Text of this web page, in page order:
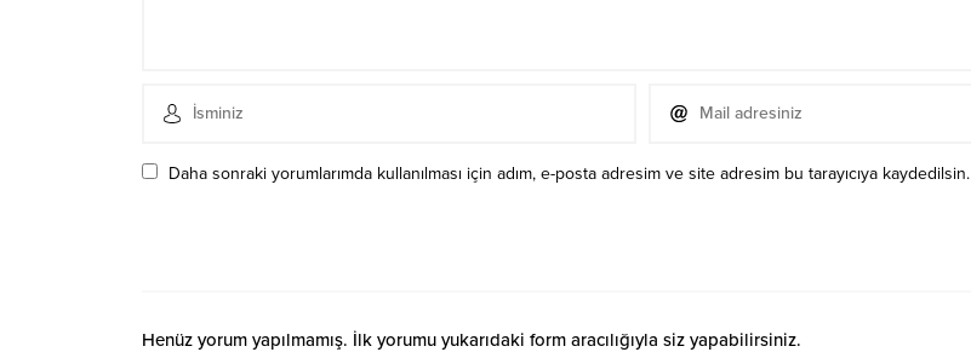
Daha sonraki yorumlarımda kullanılması için adım, e-posta adresim ve site adresim bu tarayıcıya kaydedilsin.
Henüz yorum yapılmamış. İlk yorumu yukarıdaki form aracılığıyla siz yapabilirsiniz.